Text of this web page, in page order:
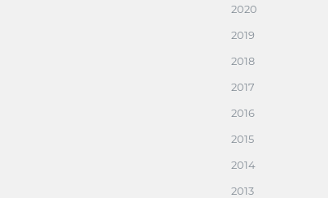
2020
2019
2018
2017
2016
2015
2014
2013